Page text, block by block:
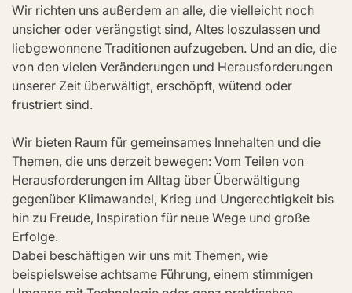
Wir richten uns außerdem an alle, die vielleicht noch
unsicher oder verängstigt sind, Altes loszulassen und
liebgewonnene Traditionen aufzugeben. Und an die, die
von den vielen Veränderungen und Herausforderungen
unserer Zeit überwältigt, erschöpft, wütend oder
frustriert sind.
Wir bieten Raum für gemeinsames Innehalten und die
Themen, die uns derzeit bewegen: Vom Teilen von
Herausforderungen im Alltag über Überwältigung
gegenüber Klimawandel, Krieg und Ungerechtigkeit bis
hin zu Freude, Inspiration für neue Wege und große
Erfolge.
Dabei beschäftigen wir uns mit Themen, wie
beispielsweise achtsame Führung, einem stimmigen